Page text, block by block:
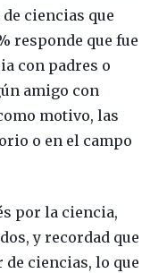
ciencias que
responde que fue
con padres o
amigo con
motivo, las
o en el campo
por la ciencia,
y recordad que
ciencias, lo que